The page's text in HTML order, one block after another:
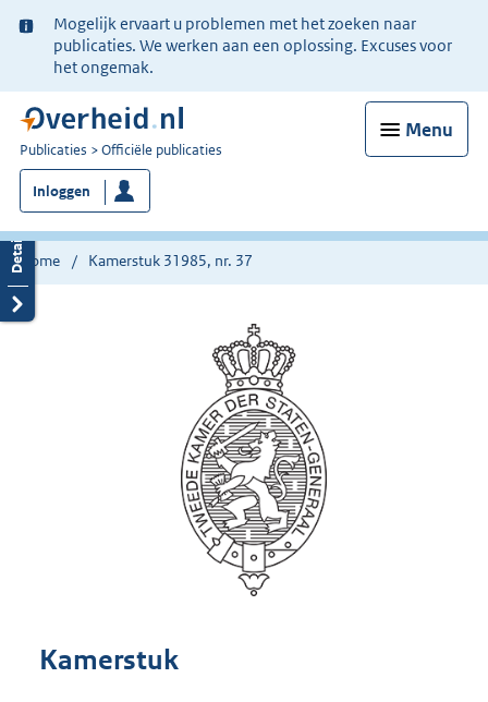
Ter
informatie:
Mogelijk ervaart u problemen met het zoeken naar
publicaties. We werken aan een oplossing. Excuses voor
het ongemak.
Menu
U
bent
nu
hier:
Publicaties Officiële publicaties
Inloggen
Home Kamerstuk 31985, nr. 37
Kamerstuk